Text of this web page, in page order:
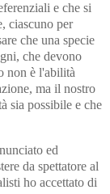
e che si
ciascuno per
che una specie
che devono
non è l'abilità
ma il nostro
sia possibile e che
ed
da spettatore al
ho accettato di